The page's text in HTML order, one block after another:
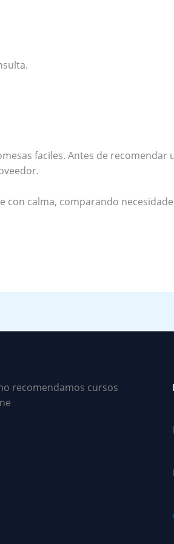
faciles. Antes de recomendar
calma, comparando
recomendamos cursos